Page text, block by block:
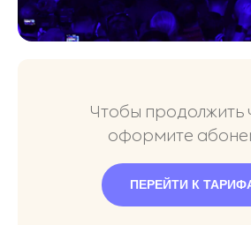
Чтобы продолжить
оформите
ПЕРЕЙТИ К